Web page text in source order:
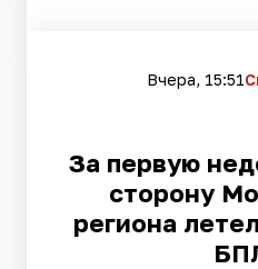
Вчера, 15:51
За первую
сторону
региона